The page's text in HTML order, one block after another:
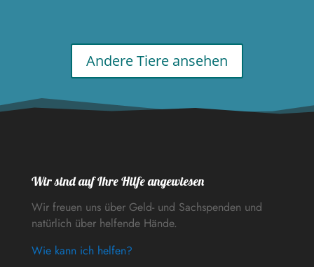
Andere Tiere ansehen
Wir sind auf Ihre Hilfe angewiesen
Wir freuen uns über Geld- und Sachspenden und
natürlich über helfende Hände.
Wie kann ich helfen?